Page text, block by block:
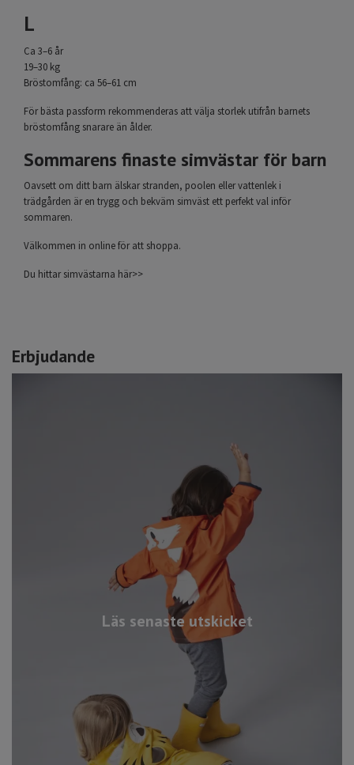
Erbjudande
Läs senaste utskicket
L
Ca 3–6 år
19–30 kg
Bröstomfång: ca 56–61 cm
För bästa passform rekommenderas att välja storlek utifrån barnets
bröstomfång snarare än ålder.
Sommarens finaste simvästar för barn
Oavsett om ditt barn älskar stranden, poolen eller vattenlek i
trädgården är en trygg och bekväm simväst ett perfekt val inför
sommaren.
Välkommen in online för att shoppa.
Du hittar simvästarna här>>